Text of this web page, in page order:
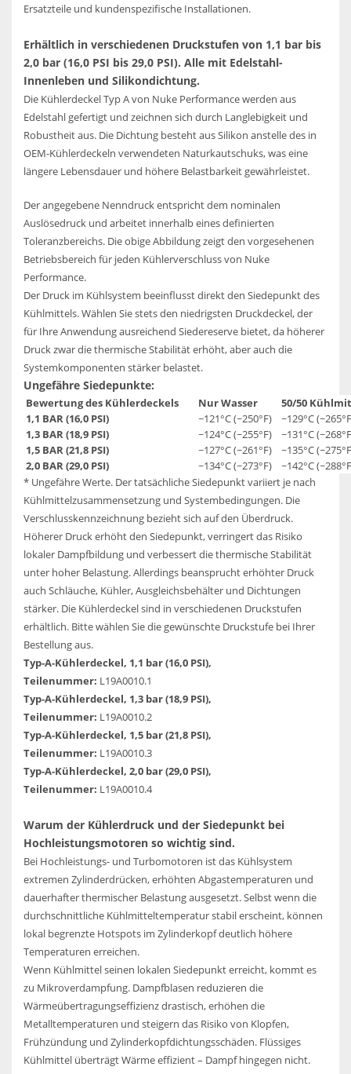
Ersatzteile und kundenspezifische Installationen.
Erhältlich in verschiedenen Druckstufen von 1,1 bar bis
2,0 bar (16,0 PSI bis 29,0 PSI). Alle mit Edelstahl-
Innenleben und Silikondichtung.
Die Kühlerdeckel Typ A von Nuke Performance werden aus
Edelstahl gefertigt und zeichnen sich durch Langlebigkeit und
Robustheit aus. Die Dichtung besteht aus Silikon anstelle des in
OEM-Kühlerdeckeln verwendeten Naturkautschuks, was eine
längere Lebensdauer und höhere Belastbarkeit gewährleistet.
Der angegebene Nenndruck entspricht dem nominalen
Auslösedruck und arbeitet innerhalb eines definierten
Toleranzbereichs. Die obige Abbildung zeigt den vorgesehenen
Betriebsbereich für jeden Kühlerverschluss von Nuke
Performance.
Der Druck im Kühlsystem beeinflusst direkt den Siedepunkt des
Kühlmittels. Wählen Sie stets den niedrigsten Druckdeckel, der
für Ihre Anwendung ausreichend Siedereserve bietet, da höherer
Druck zwar die thermische Stabilität erhöht, aber auch die
Systemkomponenten stärker belastet.
Ungefähre Siedepunkte:
Bewertung des Kühlerdeckels Nur Wasser
50/50
1,1 BAR (16,0 PSI)
~121°C (~250°F)
~129°C
1,3 BAR (18,9 PSI)
~124°C (~255°F)
~131°C
1,5 BAR (21,8 PSI)
~127°C (~261°F)
~135°C
2,0 BAR (29,0 PSI)
~134°C (~273°F)
~142°C
* Ungefähre Werte. Der tatsächliche Siedepunkt variiert je nach
Kühlmittelzusammensetzung und Systembedingungen. Die
Verschlusskennzeichnung bezieht sich auf den Überdruck.
Höherer Druck erhöht den Siedepunkt, verringert das Risiko
lokaler Dampfbildung und verbessert die thermische Stabilität
unter hoher Belastung. Allerdings beansprucht erhöhter Druck
auch Schläuche, Kühler, Ausgleichsbehälter und Dichtungen
stärker. Die Kühlerdeckel sind in verschiedenen Druckstufen
erhältlich. Bitte wählen Sie die gewünschte Druckstufe bei Ihrer
Bestellung aus.
Typ-A-Kühlerdeckel, 1,1 bar (16,0 PSI),
Teilenummer: L19A0010.1
Typ-A-Kühlerdeckel, 1,3 bar (18,9 PSI),
Teilenummer: L19A0010.2
Typ-A-Kühlerdeckel, 1,5 bar (21,8 PSI),
Teilenummer: L19A0010.3
Typ-A-Kühlerdeckel, 2,0 bar (29,0 PSI),
Teilenummer: L19A0010.4
Warum der Kühlerdruck und der Siedepunkt bei
Hochleistungsmotoren so wichtig sind.
Bei Hochleistungs- und Turbomotoren ist das Kühlsystem
extremen Zylinderdrücken, erhöhten Abgastemperaturen und
dauerhafter thermischer Belastung ausgesetzt. Selbst wenn die
durchschnittliche Kühlmitteltemperatur stabil erscheint, können
lokal begrenzte Hotspots im Zylinderkopf deutlich höhere
Temperaturen erreichen.
Wenn Kühlmittel seinen lokalen Siedepunkt erreicht, kommt es
zu Mikroverdampfung. Dampfblasen reduzieren die
Wärmeübertragungseffizienz drastisch, erhöhen die
Metalltemperaturen und steigern das Risiko von Klopfen,
Frühzündung und Zylinderkopfdichtungsschäden. Flüssiges
Kühlmittel überträgt Wärme effizient – ​​Dampf hingegen nicht.